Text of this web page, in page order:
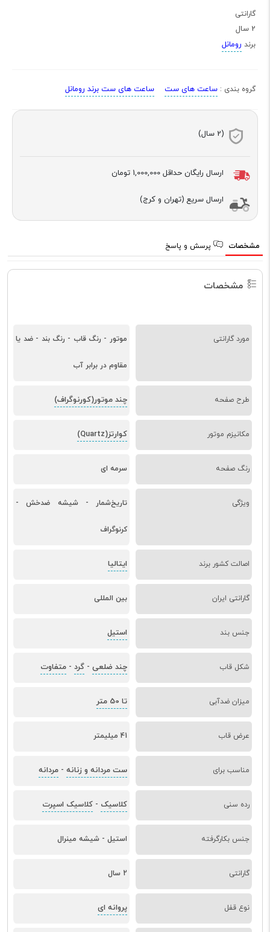
گارانتی
2 سال
برند رومانل
گروه بندی : ساعت های ست ساعت های ست برند رومانل
(2 سال)
ارسال رایگان حداقل 1,000,000 تومان
ارسال سریع (تهران و کرج)
مشخصات پرسش و پاسخ
مشخصات
مورد گارانتی موتور - رنگ قاب - رنگ بند - ضد یا
مقاوم در برابر آب
طرح صفحه چند موتور(کورنوگراف)
مکانیزم موتور کوارتز(Quartz)
رنگ صفحه سرمه ای
ویژگی تاریخ‌شمار - شیشه ضدخش -
کرنوگراف
اصالت کشور برند ایتالیا
گارانتی ایران بین المللی
جنس بند استیل
شکل قاب چند ضلعی - گرد - متفاوت
میزان ضدآبی تا 50 متر
عرض قاب 41 میلیمتر
مناسب برای ست مردانه و زنانه - مردانه
رده سنی کلاسیک - کلاسیک اسپرت
جنس بکارگرفته استیل - شیشه مینرال
گارانتی 2 سال
نوع قفل پروانه ای